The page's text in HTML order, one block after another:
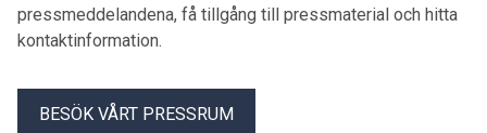
pressmeddelandena, få tillgång till pressmaterial och hitta
kontaktinformation.
BESÖK VÅRT PRESSRUM